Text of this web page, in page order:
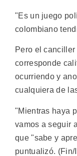
"Es un juego
colombiano
Pero el
corresponde
ocurriendo y
cualquiera de
"Mientras haya
vamos a seguir
que "sabe y
puntualizó. (Fin/